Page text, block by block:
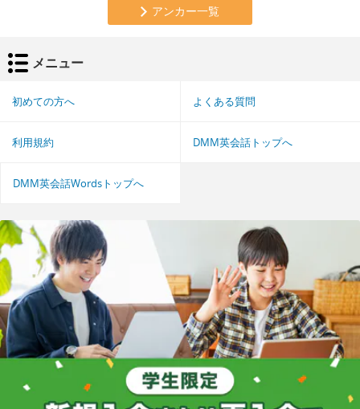
アンカー一覧
メニュー
初めての方へ よくある質問
利用規約 DMM英会話トップへ
DMM英会話Wordsトップへ